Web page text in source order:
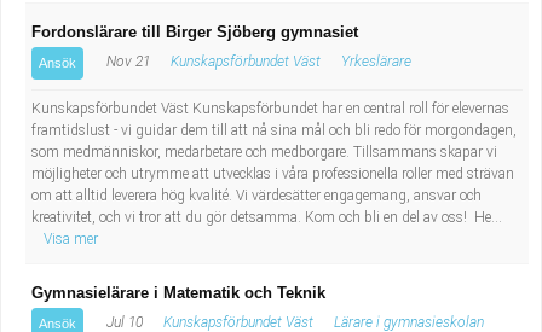
Fordonslärare till Birger Sjöberg gymnasiet
Ansök Nov 21 Kunskapsförbundet Väst Yrkeslärare
Kunskapsförbundet Väst Kunskapsförbundet har en central roll för elevernas
framtidslust - vi guidar dem till att nå sina mål och bli redo för morgondagen,
som medmänniskor, medarbetare och medborgare. Tillsammans skapar vi
möjligheter och utrymme att utvecklas i våra professionella roller med strävan
om att alltid leverera hög kvalité. Vi värdesätter engagemang, ansvar och
kreativitet, och vi tror att du gör detsamma. Kom och bli en del av oss! He...
Visa mer
Gymnasielärare i Matematik och Teknik
Ansök Jul 10 Kunskapsförbundet Väst Lärare i gymnasieskolan